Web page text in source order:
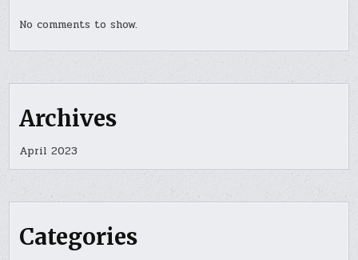
No comments to show.
Archives
April 2023
Categories